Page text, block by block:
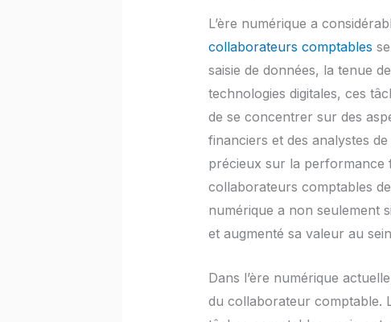
L’ère numérique a
collaborateurs comptables
saisie de données, la tenue
technologies digitales, ces
de se concentrer sur des
financiers et des analystes
précieux sur la performance
collaborateurs comptables
numérique a non seulement
et augmenté sa valeur au
Dans l’ère numérique
du collaborateur comptable.